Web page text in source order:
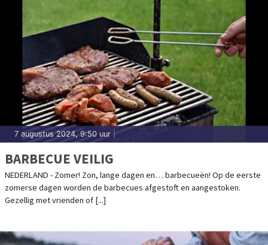
7 augustus 2024, 9:50 uur |
BARBECUE VEILIG
NEDERLAND - Zomer! Zon, lange dagen en… barbecueën! Op de eerste
zomerse dagen worden de barbecues afgestoft en aangestoken.
Gezellig met vrienden of [...]